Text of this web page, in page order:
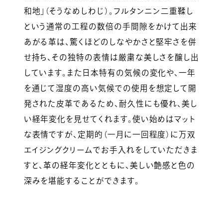
和地」（そうなめしわじ）。フルタンニン二重鞣し
という通常の工程の数倍の手間隙をかけて出来
あがる革は、驚くほどのしなやかさと堅牢さを併
せ持ち、その独特の表情は厳粛な美しさを醸し出
しています。また日本特有の気候の変化や、一年
を通じて湿度の高い気候での使用を想定して開
発された皮革であるため、耐久性にも優れ、美し
い経年変化を見せてくれます。使い始めはマット
な表情ですが、定期的（一月に一回程度）に万双
エイジングクリームでお手入れをしていただきま
すと、革の経年変化とともに、美しい艶感と色の
深みを堪能することができます。